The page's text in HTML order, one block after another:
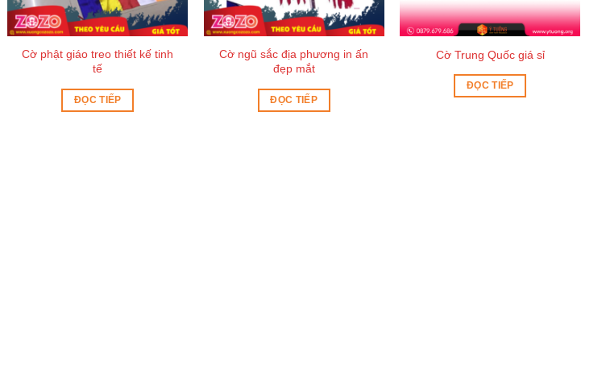
Cờ phật giáo treo thiết kế tinh
tế
ĐỌC TIẾP
Cờ ngũ sắc địa phương in ấn
đẹp mắt
ĐỌC TIẾP
Cờ Trung Quốc giá sỉ
ĐỌC TIẾP